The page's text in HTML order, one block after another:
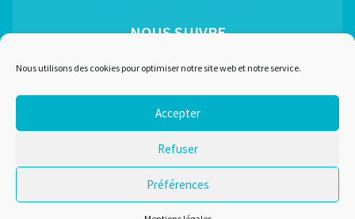
Nous utilisons des cookies pour optimiser notre site web et notre service.
Accepter
Refuser
Préférences
NOUS SUIVRE
Marchés publics
Recrutement
Liens utiles
Conditions d'utilisation
Plan du site
Mentions légales
Nous contacter